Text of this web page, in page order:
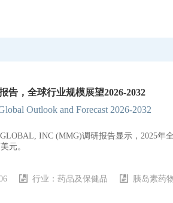
告，全球行业规模展望2026-2032
Outlook and Forecast 2026-2032
INC (MMG)调研报告显示，2025年
元。
行业：药品及保健品 胰岛素药